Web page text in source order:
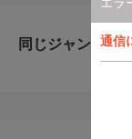
エラ
通信
同じジャンルの